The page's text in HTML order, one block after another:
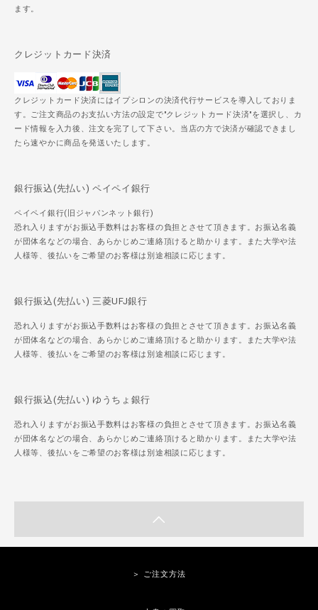
ます。
クレジットカード決済
クレジットカード決済にはイプシロンの決済代行サービスを導入しておりま
す。ご注文商品のお支払い方法の設定で"クレジットカード決済"を選択し、カ
ード情報を入力後、注文を完了して下さい。当店の方で決済が確認できまし
たら速やかに商品を発送いたします。
銀行振込(先払い) ペイペイ銀行
ペイペイ銀行(旧ジャパンネット銀行)
恐れ入りますがお振込手数料はお客様の負担とさせて頂きます。お振込名義
が団体名などの場合、あらかじめご連絡頂けると助かります。また大学や法
人様等、後払いをご希望のお客様は別途相談に応じます。
銀行振込(先払い) 三菱UFJ銀行
恐れ入りますがお振込手数料はお客様の負担とさせて頂きます。お振込名義
が団体名などの場合、あらかじめご連絡頂けると助かります。また大学や法
人様等、後払いをご希望のお客様は別途相談に応じます。
銀行振込(先払い) ゆうちょ銀行
恐れ入りますがお振込手数料はお客様の負担とさせて頂きます。お振込名義
が団体名などの場合、あらかじめご連絡頂けると助かります。また大学や法
人様等、後払いをご希望のお客様は別途相談に応じます。
＞ ご注文方法